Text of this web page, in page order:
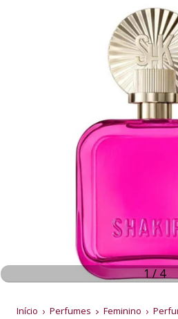
1/4
Início Perfumes Feminino